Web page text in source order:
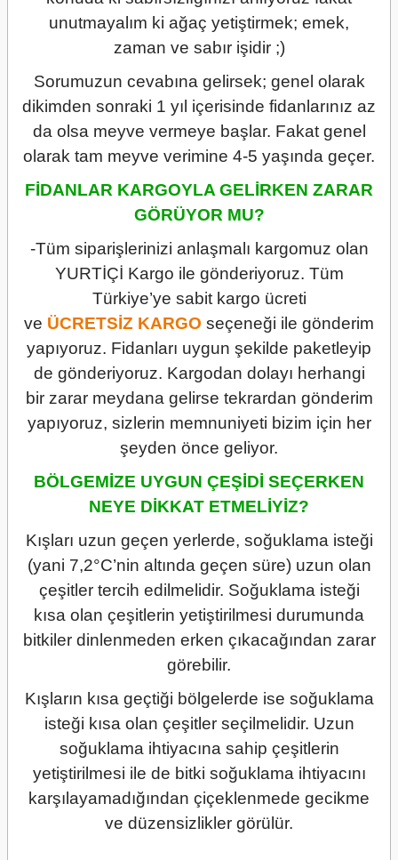
unutmayalım ki ağaç yetiştirmek; emek,
zaman ve sabır işidir ;)
Sorumuzun cevabına gelirsek; genel olarak
dikimden sonraki 1 yıl içerisinde fidanlarınız az
da olsa meyve vermeye başlar. Fakat genel
olarak tam meyve verimine 4-5 yaşında geçer.
FİDANLAR KARGOYLA GELİRKEN ZARAR
GÖRÜYOR MU?
-Tüm siparişlerinizi anlaşmalı kargomuz olan
YURTİÇİ Kargo ile gönderiyoruz. Tüm
Türkiye’ye sabit kargo ücreti
ve ÜCRETSİZ KARGO seçeneği ile gönderim
yapıyoruz. Fidanları uygun şekilde paketleyip
de gönderiyoruz. Kargodan dolayı herhangi
bir zarar meydana gelirse tekrardan gönderim
yapıyoruz, sizlerin memnuniyeti bizim için her
şeyden önce geliyor.
BÖLGEMİZE UYGUN ÇEŞİDİ SEÇERKEN
NEYE DİKKAT ETMELİYİZ?
Kışları uzun geçen yerlerde, soğuklama isteği
(yani 7,2°C’nin altında geçen süre) uzun olan
çeşitler tercih edilmelidir. Soğuklama isteği
kısa olan çeşitlerin yetiştirilmesi durumunda
bitkiler dinlenmeden erken çıkacağından zarar
görebilir.
Kışların kısa geçtiği bölgelerde ise soğuklama
isteği kısa olan çeşitler seçilmelidir. Uzun
soğuklama ihtiyacına sahip çeşitlerin
yetiştirilmesi ile de bitki soğuklama ihtiyacını
karşılayamadığından çiçeklenmede gecikme
ve düzensizlikler görülür.